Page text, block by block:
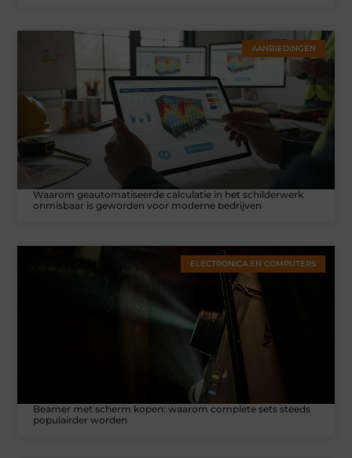
AANBIEDINGEN
Waarom geautomatiseerde calculatie in het schilderwerk
onmisbaar is geworden voor moderne bedrijven
ELECTRONICA EN COMPUTERS
Beamer met scherm kopen: waarom complete sets steeds
populairder worden